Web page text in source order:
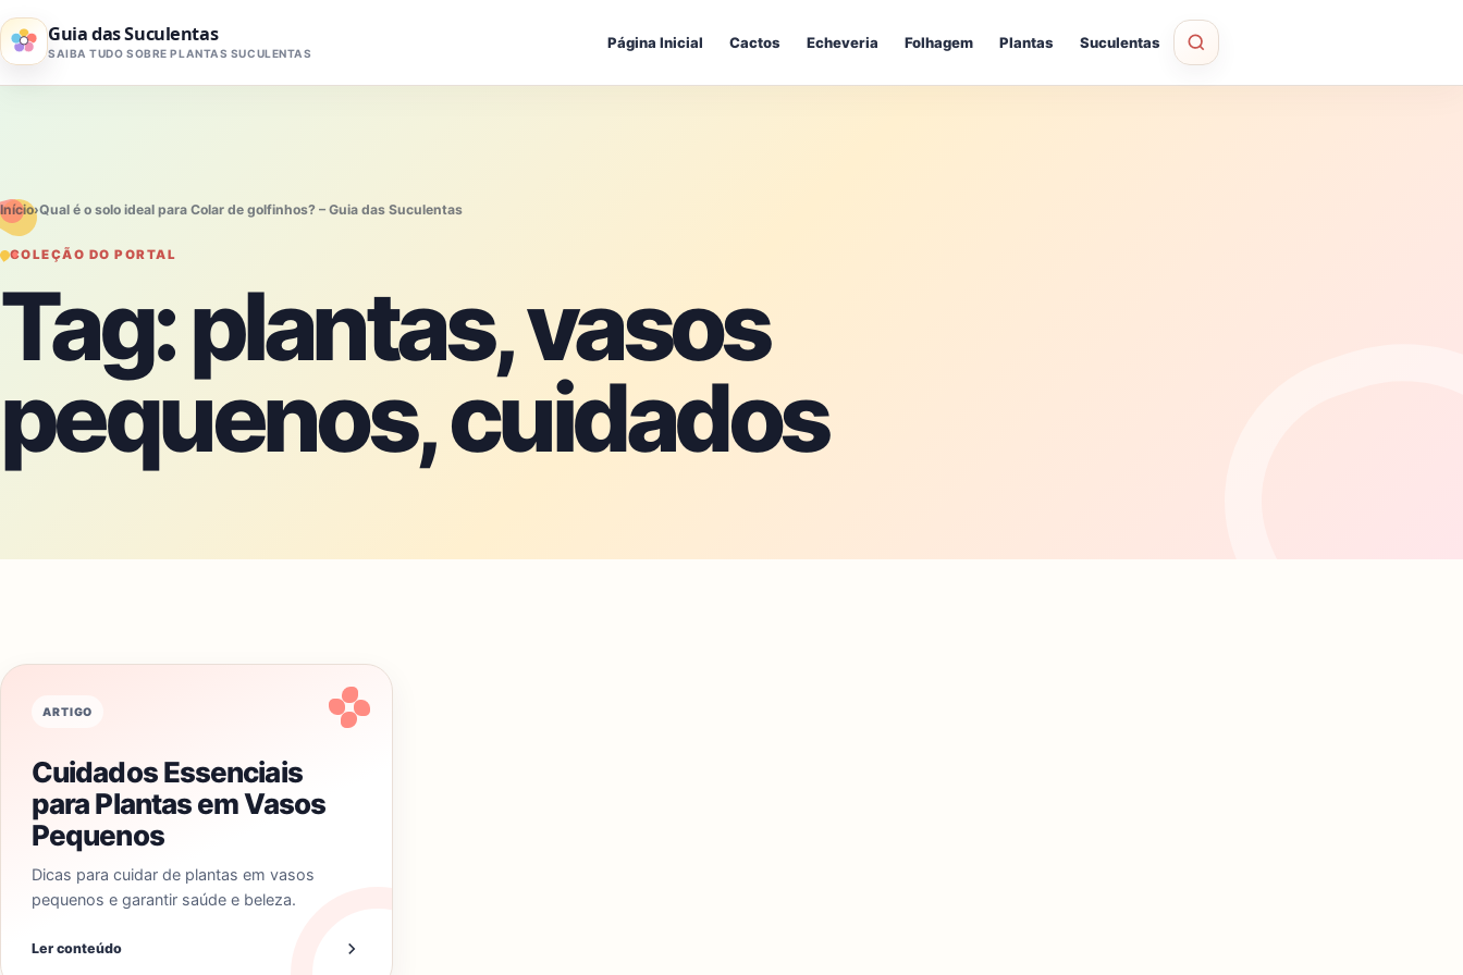
Pular para o conteúdo
Guia das Suculentas
SAIBA TUDO SOBRE PLANTAS SUCULENTAS
Página Inicial Cactos Echeveria Folhagem Plantas Suculentas
Início›Qual é o solo ideal para Colar de golfinhos? – Guia das Suculentas
COLEÇÃO DO PORTAL
Tag:plantas, vasos
pequenos, cuidados
ARTIGO
Cuidados Essenciais
para Plantas em Vasos
Pequenos
Dicas para cuidar de plantas em vasos
pequenos e garantir saúde e beleza.
Ler conteúdo